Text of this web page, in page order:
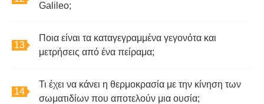
Galileo;
Ποια είναι τα καταγεγραμμένα γεγονότα και
μετρήσεις από ένα πείραμα;
Τι έχει να κάνει η θερμοκρασία με την κίνηση των
σωματιδίων που αποτελούν μια ουσία;